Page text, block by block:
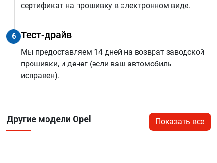
сертификат на прошивку в электронном виде.
6 Тест-драйв
Мы предоставляем 14 дней на возврат заводской
прошивки, и денег (если ваш автомобиль
исправен).
Другие модели Opel Показать все